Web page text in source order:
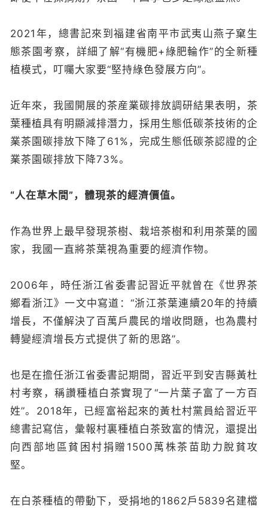
2021年，總書記來到福建省南平市武夷山燕子窠生
態茶園考察，詳細了解“有機肥+綠肥輪作”的全新種
植模式，叮囑大家要“堅持綠色發展方向”。
近年來，我國開展的茶産業碳排放調研結果表明，茶
葉種植具有明顯減排潛力，採用生態低碳茶技術的企
業茶園碳排放下降了61%，完成生態低碳茶認證的企
業茶園碳排放下降73%。
“人在草木間”，體現茶的經濟價值。
作為世界上最早發現茶樹、栽培茶樹和利用茶葉的國
家，我國一直將茶葉視為重要的經濟作物。
2006年，時任浙江省委書記習近平就曾在《世界茶
鄉看浙江》一文中寫道：“浙江茶葉連續20年的持續
增長，不僅解決了百萬戶農民的增收問題，也為農村
轉變經濟增長方式提供了新的思路”。
也是在擔任浙江省委書記期間，習近平到安吉縣黃杜
村考察，稱讚種植白茶實現了“一片葉子富了一方百
姓”。2018年，已經富裕起來的黃杜村黨員給習近平
總書記寫信，彙報村裏種植白茶致富的情況，還提出
向西部地區貧困村捐贈1500萬株茶苗助力脫貧攻
堅。
在白茶種植的帶動下，受捐地的1862戶5839名建檔